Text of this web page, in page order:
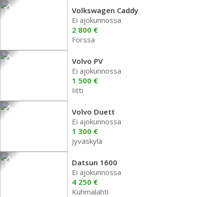
Volkswagen Caddy
Ei ajokunnossa
2 800 €
Forssa
Volvo PV
Ei ajokunnossa
1 500 €
Iitti
Volvo Duett
Ei ajokunnossa
1 300 €
Jyväskylä
Datsun 1600
Ei ajokunnossa
4 250 €
Kuhmalahti